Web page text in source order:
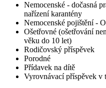
Nemocenské - dočasná
nařízení karantény
Nemocenské pojištění -
Ošetřovné (ošetřování
věku do 10 let)
Rodičovský příspěvek
Porodné
Přídavek na dítě
Vyrovnávací příspěvek v